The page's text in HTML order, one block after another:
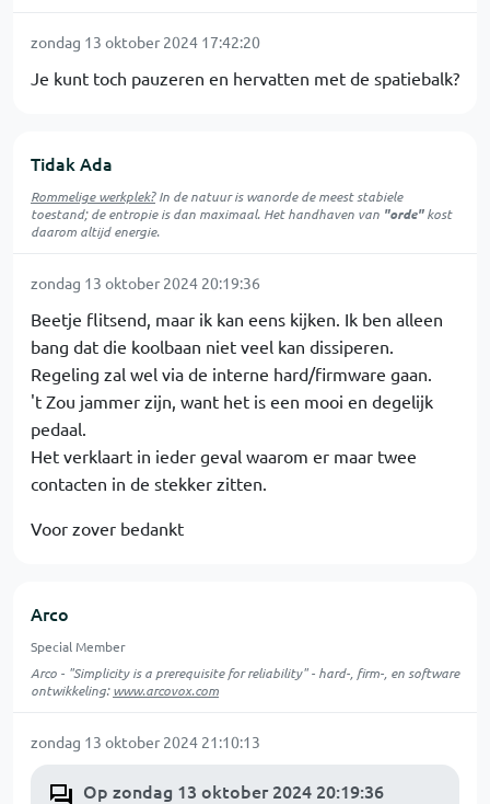
zondag 13 oktober 2024 17:42:20
Je kunt toch pauzeren en hervatten met de spatiebalk?
Tidak Ada
Rommelige werkplek?In de natuur iswanordede meest stabiele
toestand; de entropie is dan maximaal. Het handhaven van "orde"kost
daarom altijd energie.
zondag 13 oktober 2024 20:19:36
Beetje flitsend, maar ik kan eens kijken. Ik ben alleen
bang dat die koolbaan niet veel kan dissiperen.
Regeling zal wel via de interne hard/firmware gaan.
't Zou jammer zijn, want het is een mooi en degelijk
pedaal.
Het verklaart in ieder geval waarom er maar twee
contacten in de stekker zitten.
Voor zover bedankt
Arco
Special Member
Arco - "Simplicity is a prerequisite for reliability" - hard-, firm-, en software
ontwikkeling:www.arcovox.com
zondag 13 oktober 2024 21:10:13
Op zondag 13 oktober 2024 20:19:36